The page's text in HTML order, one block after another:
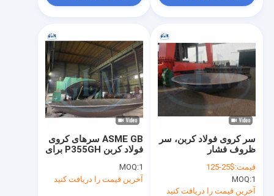
ASME GB سرهای کروی
فولاد کربن P355GH برای
MOQ:1
آخرین قیمت را دریافت کنید
سر کروی فولاد کربن، سر
ظروف فشار
قیمت:$25-125
MOQ:1
آخرین قیمت را دریافت کنید